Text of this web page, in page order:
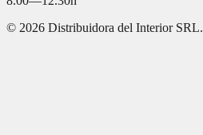
© 2026 Distribuidora del Interior SRL.